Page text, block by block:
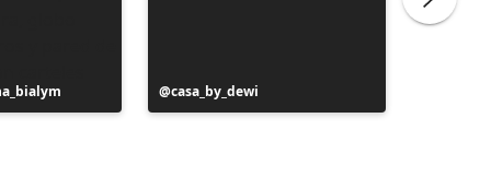
Publicación
realizada
casa_by_dewi